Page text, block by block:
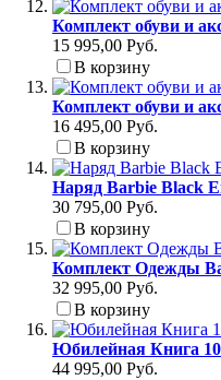
Комплект обуви и
15 995,00 Руб.
В корзину
Комплект обуви и
16 495,00 Руб.
В корзину
Наряд Barbie Black
30 795,00 Руб.
В корзину
Комплект Одежды
32 995,00 Руб.
В корзину
Юбилейная Книга 10
44 995,00 Руб.